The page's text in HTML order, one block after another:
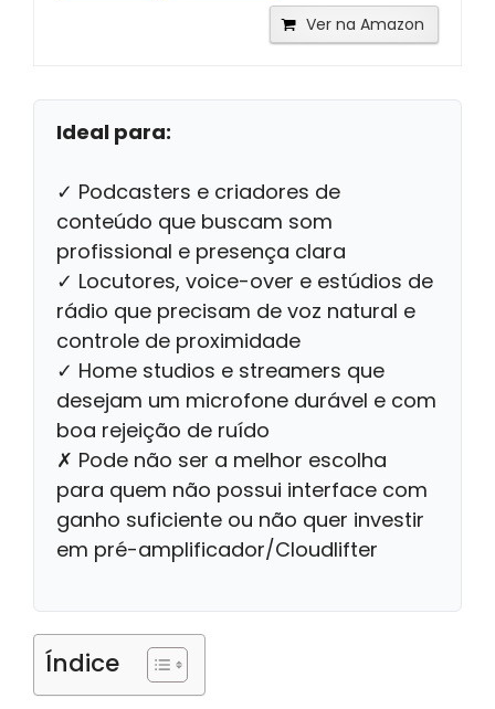
Ver na Amazon
Ideal para:
✓ Podcasters e criadores de
conteúdo que buscam som
profissional e presença clara
✓ Locutores, voice-over e estúdios de
rádio que precisam de voz natural e
controle de proximidade
✓ Home studios e streamers que
desejam um microfone durável e com
boa rejeição de ruído
✗ Pode não ser a melhor escolha
para quem não possui interface com
ganho suficiente ou não quer investir
em pré-amplificador/Cloudlifter
Índice